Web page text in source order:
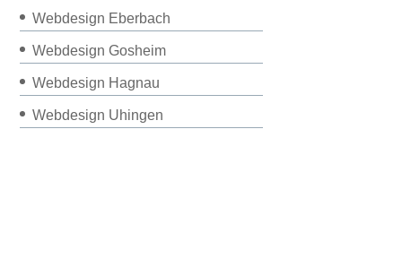
Webdesign Eberbach
Webdesign Gosheim
Webdesign Hagnau
Webdesign Uhingen